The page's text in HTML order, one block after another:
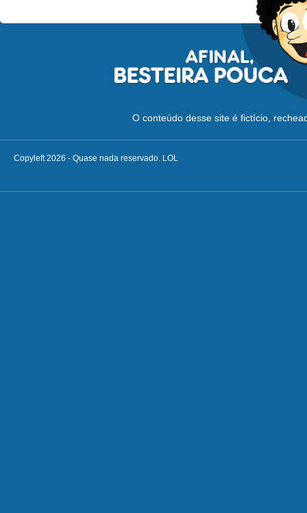
O conteúdo desse site é fictício,
Copyleft 2026 - Quase nada reservado. LOL